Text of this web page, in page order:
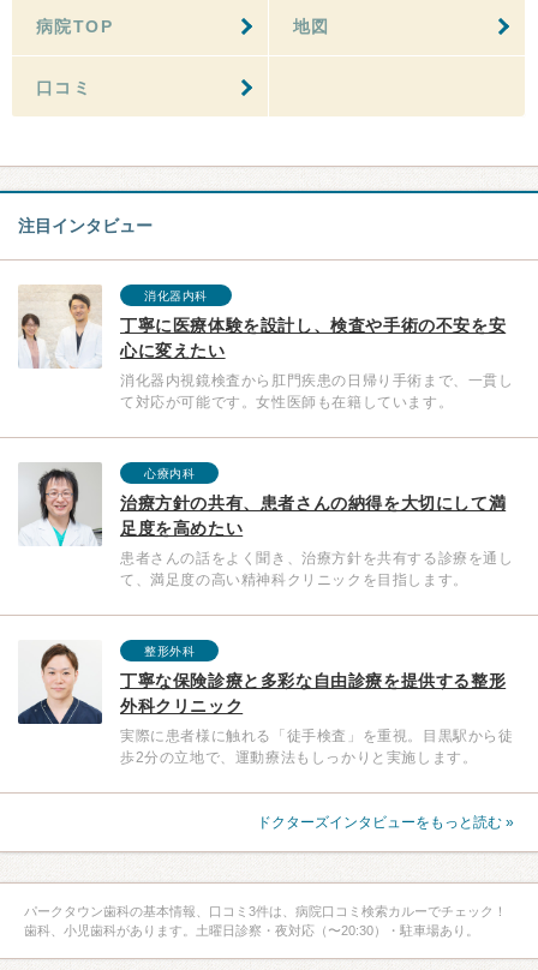
病院TOP 地図
口コミ
注目インタビュー
消化器内科
丁寧に医療体験を設計し、検査や手術の不安を安
心に変えたい
消化器内視鏡検査から肛門疾患の日帰り手術まで、一貫し
て対応が可能です。女性医師も在籍しています。
心療内科
治療方針の共有、患者さんの納得を大切にして満
足度を高めたい
患者さんの話をよく聞き、治療方針を共有する診療を通し
て、満足度の高い精神科クリニックを目指します。
整形外科
丁寧な保険診療と多彩な自由診療を提供する整形
外科クリニック
実際に患者様に触れる「徒手検査」を重視。目黒駅から徒
歩2分の立地で、運動療法もしっかりと実施します。
ドクターズインタビューをもっと読む »
パークタウン歯科の基本情報、口コミ3件は、病院口コミ検索カルーでチェック！
歯科、小児歯科があります。土曜日診察・夜対応（〜20:30）・駐車場あり。